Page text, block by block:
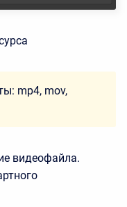
mp4, mov,
видеофайла.